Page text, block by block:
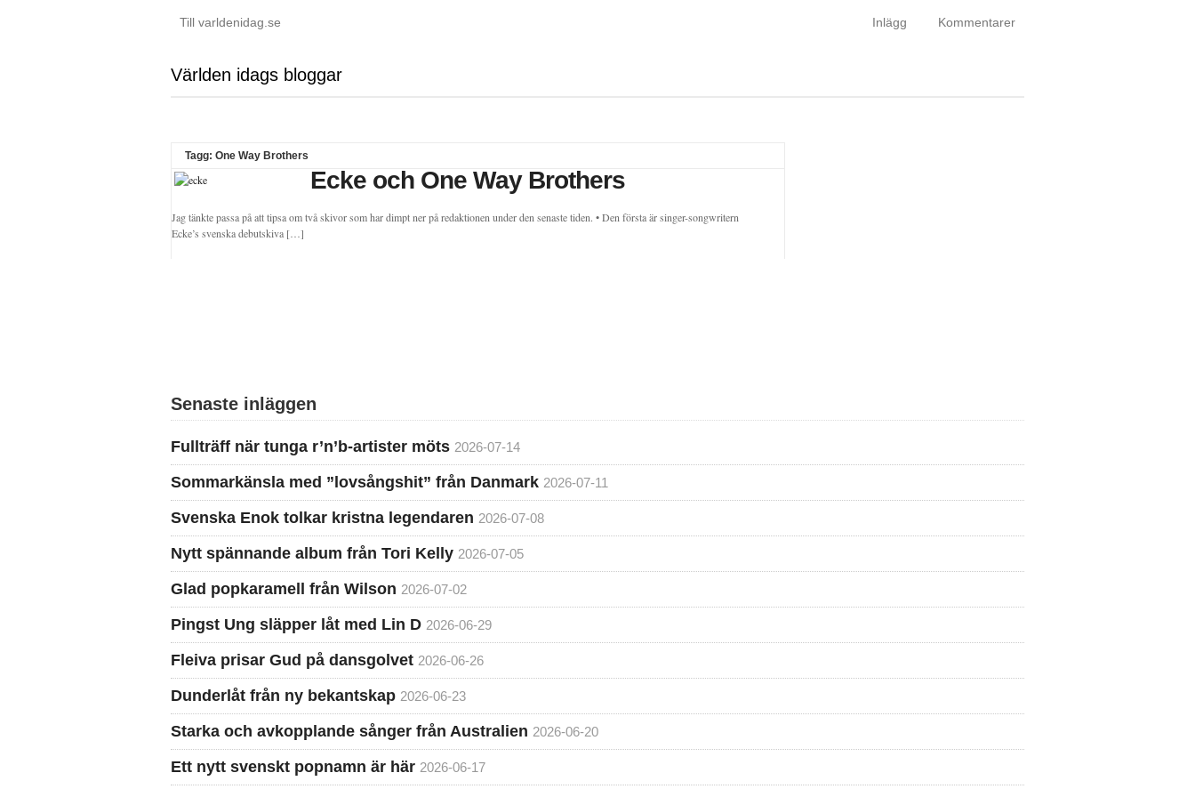
Till varldenidag.se Kommentarer
Inlägg
Världen idags bloggar
Tagg: One Way Brothers
Ecke och One Way Brothers
Jag tänkte passa på att tipsa om två skivor som har dimpt ner på redaktionen under den senaste tiden. • Den första är singer-songwritern
Ecke’s svenska debutskiva […]
Senaste inläggen
Fullträff när tunga r’n’b-artister möts 2026-07-14
Sommarkänsla med ”lovsångshit” från Danmark 2026-07-11
Svenska Enok tolkar kristna legendaren 2026-07-08
Nytt spännande album från Tori Kelly 2026-07-05
Glad popkaramell från Wilson 2026-07-02
Pingst Ung släpper låt med Lin D 2026-06-29
Fleiva prisar Gud på dansgolvet 2026-06-26
Dunderlåt från ny bekantskap 2026-06-23
Starka och avkopplande sånger från Australien 2026-06-20
Ett nytt svenskt popnamn är här 2026-06-17